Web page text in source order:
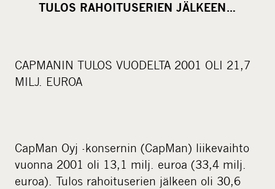
n
c
d
TULOS RAHOITUSERIEN JÄLKEEN…
CAPMANIN TULOS VUODELTA 2001 OLI 21,7
MILJ. EUROA
CapMan Oyj -konsernin (CapMan) liikevaihto
vuonna 2001 oli 13,1 milj. euroa (33,4 milj.
euroa). Tulos rahoituserien jälkeen oli 30,6